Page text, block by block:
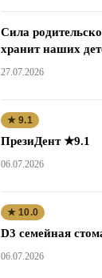
Сила
хранит наших
27.07.2026
★ 9.1
ПрезиДент ★9.1
06.07.2026
★ 10.0
D3 семейная
06.07.2026